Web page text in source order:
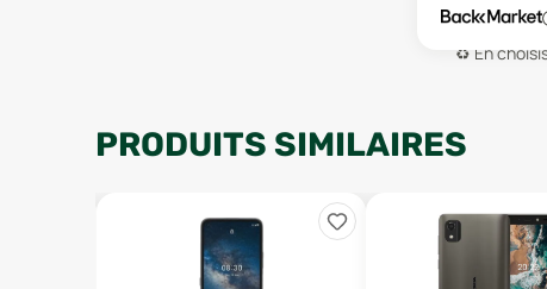
♻️ En
PRODUITS SIMILAIRES